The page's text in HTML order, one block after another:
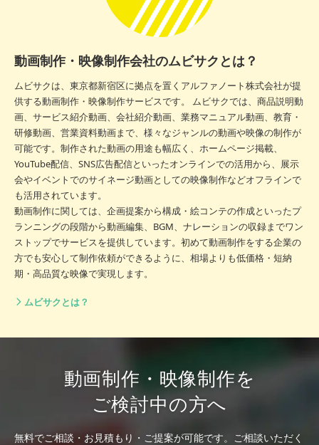
動画制作・映像制作会社のムビサクとは？
ムビサクは、東京都新宿区に拠点を置くアルファノート株式会社が提
供する動画制作・映像制作サービスです。 ムビサクでは、商品説明動
画、サービス紹介動画、会社紹介動画、業務マニュアル動画、教育・
研修動画、営業資料動画まで、様々なジャンルの動画や映像の制作が
可能です。制作された動画の用途も幅広く、ホームページ掲載、
YouTube配信、SNS広告配信といったオンラインでの活用から、展示
会やイベントでのサイネージ動画としての映像制作などオフラインで
も活用されています。
動画制作に関しては、企画提案から構成・絵コンテの作成といったプ
ランニングの段階から動画編集、BGM、ナレーションの収録までワン
ストップでサービスを提供しています。初めて動画制作をする企業の
方でも安心して制作依頼ができるように、相場よりも低価格・短納
期・高品質な映像で実現します。
ムビサクとは？
動画制作・映像制作を
ご検討中の方へ
無料でご相談・お見積もり・ご提案が可能です。
ご相談いただく